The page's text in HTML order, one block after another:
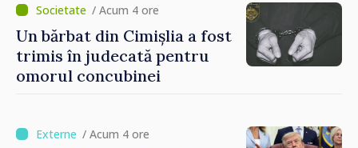
rol important în promovarea
și susținerea acestui
parcurs”
/ Acum 4 ore
Un bărbat din Cimișlia a fost
trimis în judecată pentru
omorul concubinei
/ Acum 4 ore